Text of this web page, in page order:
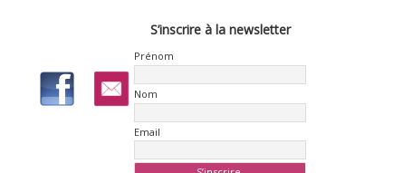
S’inscrire à la newsletter
Prénom
Nom
Email